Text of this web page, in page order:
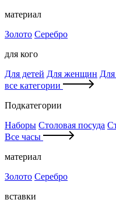
материал
Золото Серебро
для кого
Для детей Для женщин
все категории
Подкатегории
Наборы Столовая посуда
Все часы
материал
Золото Серебро
вставки